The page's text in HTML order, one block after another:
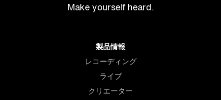
Make yourself heard.
製品情報
レコーディング
ライブ
クリエーター